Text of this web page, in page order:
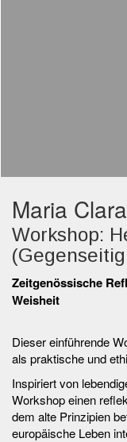
Maria
Workshop:
Zeitgenössische
Weisheit
Dieser einführende
als praktische und
Inspiriert von
Workshop einen
dem alte Prinzipien
europäische Leben